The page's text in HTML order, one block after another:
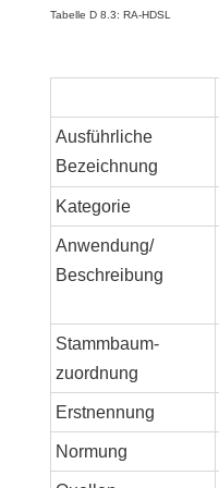
Tabelle D 8.3: RA-HDSL
Ausführliche
Bezeichnung
Kategorie
Anwendung/
Beschreibung
Stammbaum-
zuordnung
Erstnennung
Normung